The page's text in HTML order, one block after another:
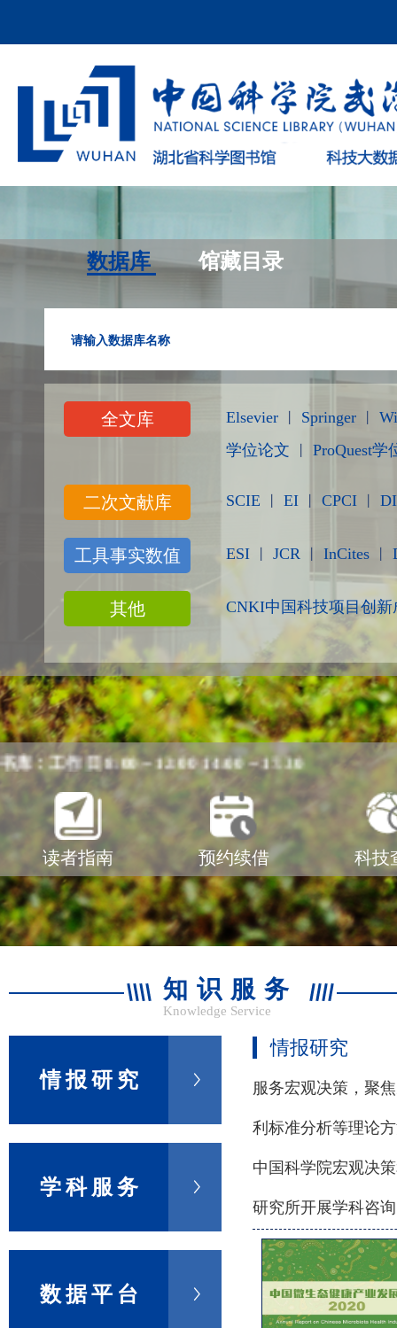
数据库 馆藏目录
全文库 Elsevier Springer
学位论文
ProQuest学
二次文献库 SCIE EI CPCI
工具事实数值 ESI JCR InCites
其他 CNKI中国科技项目创
作日 8:00－12:00 14:00－17:30
读者指南 预约续借 科技
知识服务
Knowledge Service
情报研究
学科服务
数据平台
情报研究
服务宏观决策，聚
利标准分析等理论
中国科学院宏观决
研究所开展学科咨
家区域发展战略，
划等服务。